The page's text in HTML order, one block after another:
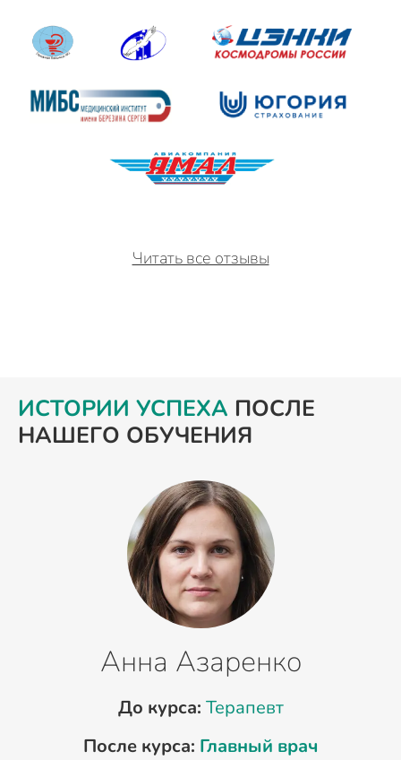
Читать все отзывы
ИСТОРИИ УСПЕХА ПОСЛЕ
НАШЕГО ОБУЧЕНИЯ
Анна Азаренко
До курса: Терапевт
После курса: Главный врач